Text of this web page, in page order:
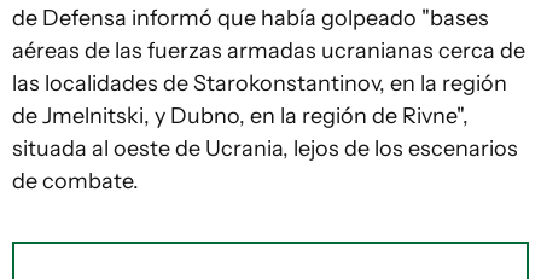
de Defensa informó que había golpeado "bases
aéreas de las fuerzas armadas ucranianas cerca de
las localidades de Starokonstantinov, en la región
de Jmelnitski, y Dubno, en la región de Rivne",
situada al oeste de Ucrania, lejos de los escenarios
de combate.